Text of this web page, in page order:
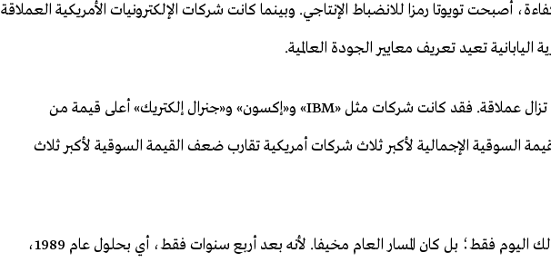
أصبحت تويوتا رمزا للانضباط الإنتاجي. وبينما كانت شركات الإلكترونيات الأمريكية العملاقة
اليابانية تعيد تعريف معايير الجودة العالمية.
في عام 1985، كانت أمريكا لا تزال عملاقة. فقد كانت شركات مثل «IBM» و«إكسون» و«جنرال إلكتريك» أعلى قيمة من
السوقية الإجمالية لأكبر ثلاث شركات أمريكية تقارب ضعف القيمة السوقية لأكبر ثلاث
لكن القضية لم تكن أرقام ذلك اليوم فقط؛ بل كان المسار العام مخيفا. لأنه بعد أربع سنوات فقط، أي بحلول عام 1989،